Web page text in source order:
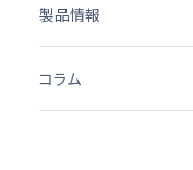
製品情報
コラム